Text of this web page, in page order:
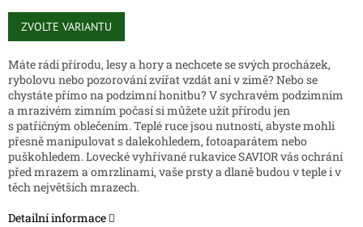
Měrná
cena:
ZVOLTE VARIANTU
Máte rádi přírodu, lesy a hory a nechcete se svých procházek,
rybolovu nebo pozorování zvířat vzdát ani v zimě? Nebo se
chystáte přímo na podzimní honitbu? V sychravém podzimním
a mrazivém zimním počasí si můžete užít přírodu jen
s patřičným oblečením. Teplé ruce jsou nutností, abyste mohli
přesně manipulovat s dalekohledem, fotoaparátem nebo
puškohledem. Lovecké vyhřívané rukavice SAVIOR vás ochrání
před mrazem a omrzlinami, vaše prsty a dlaně budou v teple i v
těch největších mrazech.
Detailní informace